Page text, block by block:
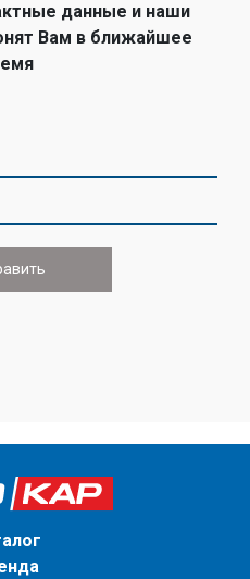
данные и наши
Вам в ближайшее